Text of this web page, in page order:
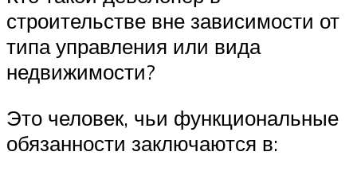
строительстве вне зависимости от
типа управления или вида
недвижимости?
Это человек, чьи функциональные
обязанности заключаются в: